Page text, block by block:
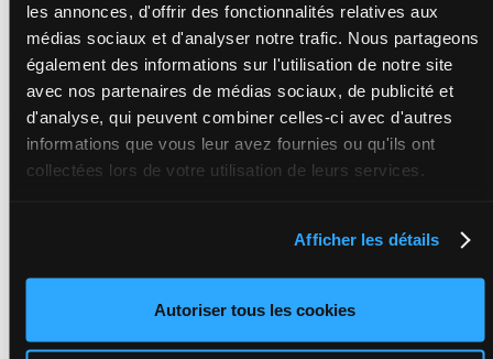
les annonces, d'offrir des fonctionnalités relatives aux
médias sociaux et d'analyser notre trafic. Nous partageons
également des informations sur l'utilisation de notre site
avec nos partenaires de médias sociaux, de publicité et
d'analyse, qui peuvent combiner celles-ci avec d'autres
informations que vous leur avez fournies ou qu'ils ont
collectées lors de votre utilisation de leurs services.
Afficher les détails
Autoriser tous les cookies